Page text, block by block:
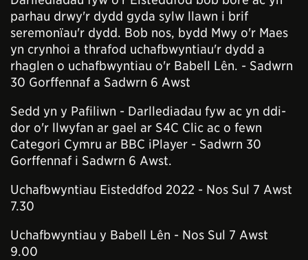
parhau drwy'r dydd gyda sylw llawn i brif
seremonïau'r dydd. Bob nos, bydd Mwy o'r Maes
yn crynhoi a thrafod uchafbwyntiau'r dydd a
rhaglen o uchafbwyntiau o'r Babell Lên. - Sadwrn
30 Gorffennaf a Sadwrn 6 Awst
Sedd yn y Pafiliwn - Darllediadau fyw ac yn ddi-
dor o'r llwyfan ar gael ar S4C Clic ac o fewn
Categori Cymru ar BBC iPlayer - Sadwrn 30
Gorffennaf i Sadwrn 6 Awst.
Uchafbwyntiau Eisteddfod 2022 - Nos Sul 7 Awst
7.30
Uchafbwyntiau y Babell Lên - Nos Sul 7 Awst
9.00